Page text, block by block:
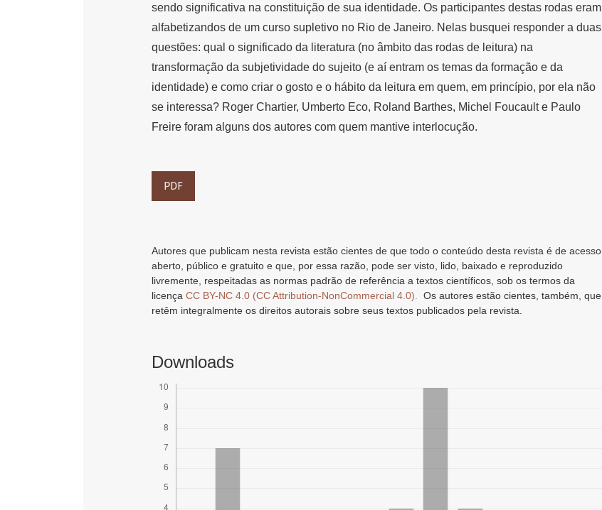
sendo significativa na constituição de sua identidade. Os participantes destas rodas eram
alfabetizandos de um curso supletivo no Rio de Janeiro. Nelas busquei responder a duas
questões: qual o significado da literatura (no âmbito das rodas de leitura) na
transformação da subjetividade do sujeito (e aí entram os temas da formação e da
identidade) e como criar o gosto e o hábito da leitura em quem, em princípio, por ela não
se interessa? Roger Chartier, Umberto Eco, Roland Barthes, Michel Foucault e Paulo
Freire foram alguns dos autores com quem mantive interlocução.
PDF
Autores que publicam nesta revista estão cientes de que todo o conteúdo desta revista é de acesso
aberto, público e gratuito e que, por essa razão, pode ser visto, lido, baixado e reproduzido
livremente, respeitadas as normas padrão de referência a textos científicos, sob os termos da
licença CC BY-NC 4.0 (CC Attribution-NonCommercial 4.0). Os autores estão cientes, também, que
retêm integralmente os direitos autorais sobre seus textos publicados pela revista.
Downloads